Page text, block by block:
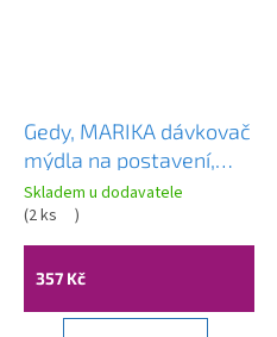
Gedy, MARIKA dávkovač
mýdla na postavení,
růžová, MK8010
Skladem u dodavatele
(2 ks )
357 Kč